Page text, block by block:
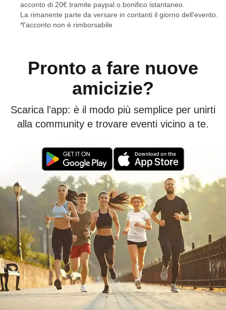
acconto di 20€ tramite paypal o.bonifico istantaneo.
La rimanente parte da versare in contanti il giorno dell'evento.
*l'acconto non è rimborsabile
Pronto a fare nuove
amicizie?
Scarica l’app: è il modo più semplice per unirti
alla community e trovare eventi vicino a te.